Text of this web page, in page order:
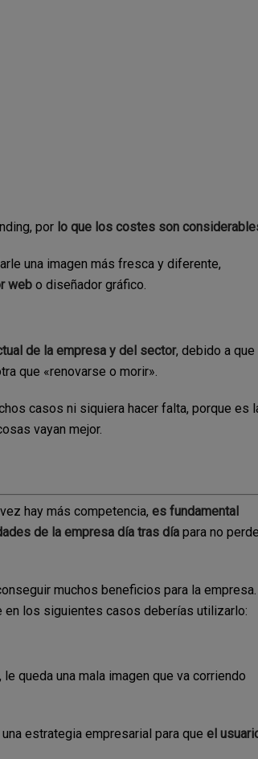
por lo que los costes son
una imagen más fresca y diferente,
web o diseñador gráfico.
de la empresa y del sector, debido a que
que «renovarse o morir».
casos ni siquiera hacer falta, porque es
vayan mejor.
hay más competencia, es fundamental
de la empresa día tras día para no
muchos beneficios para la empresa.
en los siguientes casos deberías utilizarlo:
queda una mala imagen que va corriendo
estrategia empresarial para que el